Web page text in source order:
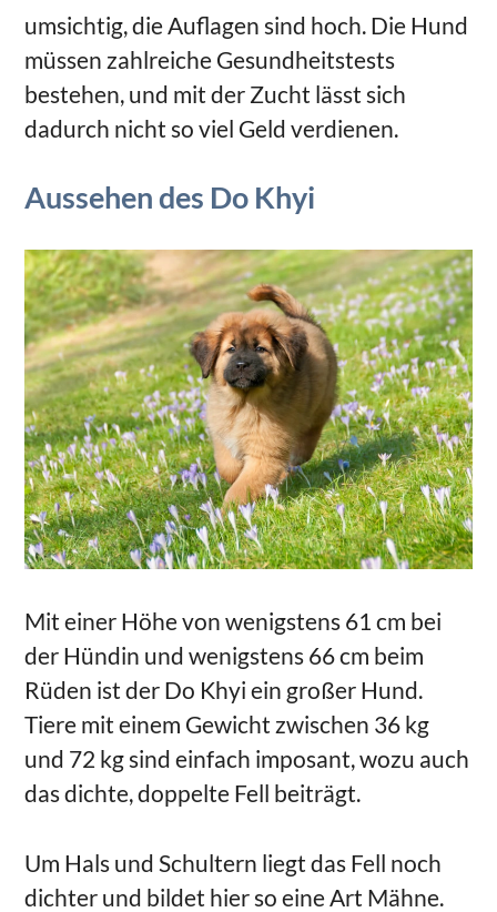
umsichtig, die Auflagen sind hoch. Die Hund
müssen zahlreiche Gesundheitstests
bestehen, und mit der Zucht lässt sich
dadurch nicht so viel Geld verdienen.
Aussehen des Do Khyi
Mit einer Höhe von wenigstens 61 cm bei
der Hündin und wenigstens 66 cm beim
Rüden ist der Do Khyi ein großer Hund.
Tiere mit einem Gewicht zwischen 36 kg
und 72 kg sind einfach imposant, wozu auch
das dichte, doppelte Fell beiträgt.
Um Hals und Schultern liegt das Fell noch
dichter und bildet hier so eine Art Mähne.